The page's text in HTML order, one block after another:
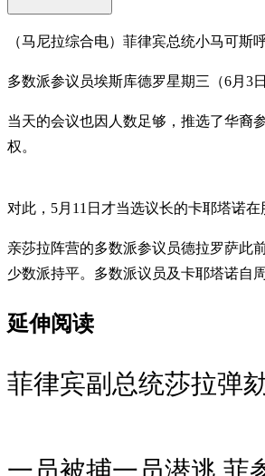
（马尼拉综合电）菲律宾总统小马可斯
多数派参议员埃斯库德罗星期三（6月3
当天的会议也因人数足够，推选了华裔
权。
对此，5月11日才当选议长的卡耶塔诺
亲莎拉阵营的多数派参议员德拉罗萨此
少数派持平。多数派议员及卡耶塔诺自
延伸阅读
菲律宾副总统莎拉弹